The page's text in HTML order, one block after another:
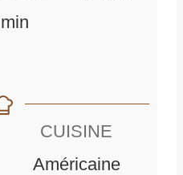
min
e
CUISINE
Américaine